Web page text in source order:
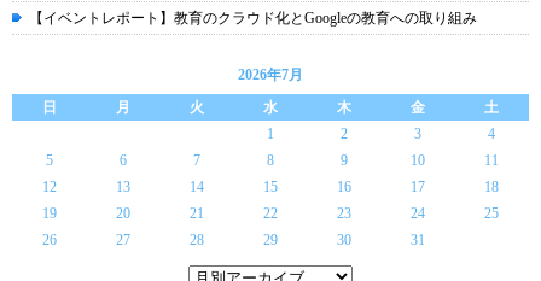
【イベントレポート】教育のクラウド化とGoogleの教育への取り組み
2026年7月
日
月 火 水 木 金
土
1
2 3
4
5
6 7 8 9 10
11
12
13 14 15 16 17
18
19
20 21 22 23 24
25
26
27 28 29 30 31